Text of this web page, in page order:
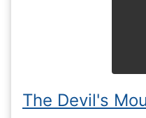
The Devil's